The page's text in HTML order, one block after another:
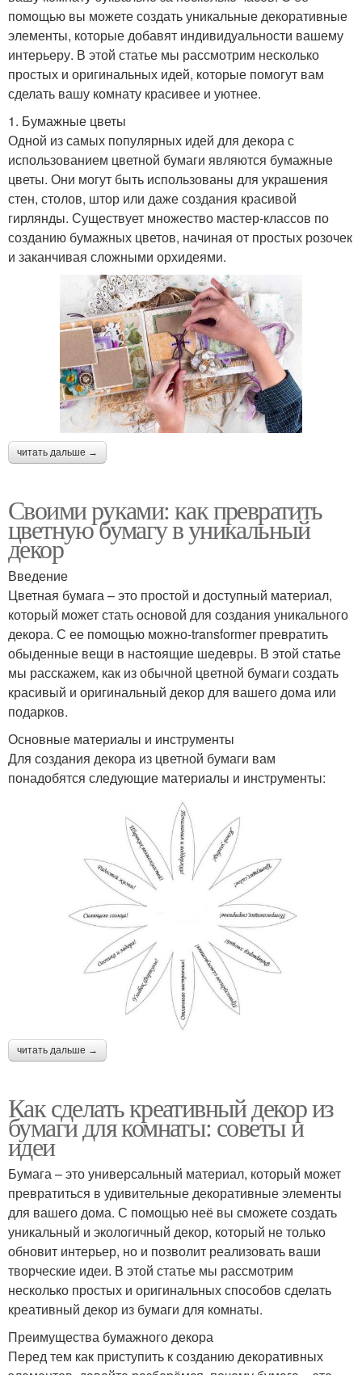
помощью вы можете создать уникальные декоративные
элементы, которые добавят индивидуальности вашему
интерьеру. В этой статье мы рассмотрим несколько
простых и оригинальных идей, которые помогут вам
сделать вашу комнату красивее и уютнее.
1. Бумажные цветы
Одной из самых популярных идей для декора с
использованием цветной бумаги являются бумажные
цветы. Они могут быть использованы для украшения
стен, столов, штор или даже создания красивой
гирлянды. Существует множество мастер-классов по
созданию бумажных цветов, начиная от простых розочек
и заканчивая сложными орхидеями.
читать дальше →
Своими руками: как превратить
цветную бумагу в уникальный
декор
Введение
Цветная бумага – это простой и доступный материал,
который может стать основой для создания уникального
декора. С ее помощью можно-transformer превратить
обыденные вещи в настоящие шедевры. В этой статье
мы расскажем, как из обычной цветной бумаги создать
красивый и оригинальный декор для вашего дома или
подарков.
Основные материалы и инструменты
Для создания декора из цветной бумаги вам
понадобятся следующие материалы и инструменты:
читать дальше →
Как сделать креативный декор из
бумаги для комнаты: советы и
идеи
Бумага – это универсальный материал, который может
превратиться в удивительные декоративные элементы
для вашего дома. С помощью неё вы сможете создать
уникальный и экологичный декор, который не только
обновит интерьер, но и позволит реализовать ваши
творческие идеи. В этой статье мы рассмотрим
несколько простых и оригинальных способов сделать
креативный декор из бумаги для комнаты.
Преимущества бумажного декора
Перед тем как приступить к созданию декоративных